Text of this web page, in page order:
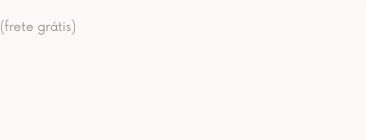
(frete grátis)